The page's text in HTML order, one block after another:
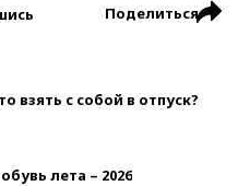
Поделиться
взять с собой в отпуск?
лета – 2026